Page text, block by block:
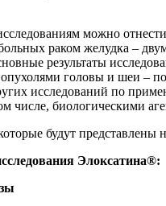
можно
раком желудка –
результаты
головы и шеи –
исследований по
числе, биологическими
будут представлены
Элоксатина®: